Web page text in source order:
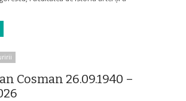
Cosman 26.09.1940 –